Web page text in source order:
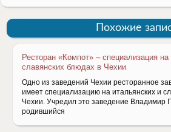
Похожие
Ресторан «Компот» – специализация на
славянских блюдах в Чехии
Одно из заведений Чехии ресторанное
имеет специализацию на итальянских и
Чехии. Учредил это заведение Владимир
родившийся